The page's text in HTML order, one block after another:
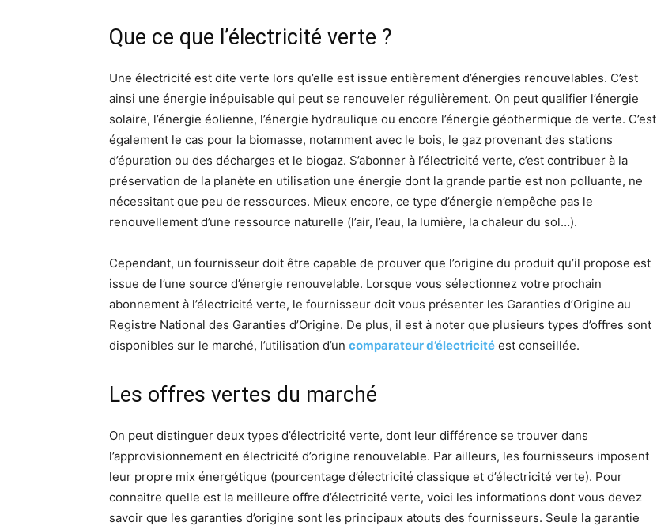
Que ce que l’électricité verte ?
Une électricité est dite verte lors qu’elle est issue entièrement d’énergies renouvelables. C’est
ainsi une énergie inépuisable qui peut se renouveler régulièrement. On peut qualifier l’énergie
solaire, l’énergie éolienne, l’énergie hydraulique ou encore l’énergie géothermique de verte. C’est
également le cas pour la biomasse, notamment avec le bois, le gaz provenant des stations
d’épuration ou des décharges et le biogaz. S’abonner à l’électricité verte, c’est contribuer à la
préservation de la planète en utilisation une énergie dont la grande partie est non polluante, ne
nécessitant que peu de ressources. Mieux encore, ce type d’énergie n’empêche pas le
renouvellement d’une ressource naturelle (l’air, l’eau, la lumière, la chaleur du sol…).
Cependant, un fournisseur doit être capable de prouver que l’origine du produit qu’il propose est
issue de l’une source d’énergie renouvelable. Lorsque vous sélectionnez votre prochain
abonnement à l’électricité verte, le fournisseur doit vous présenter les Garanties d’Origine au
Registre National des Garanties d’Origine. De plus, il est à noter que plusieurs types d’offres sont
disponibles sur le marché, l’utilisation d’un comparateur d’électricité est conseillée.
Les offres vertes du marché
On peut distinguer deux types d’électricité verte, dont leur différence se trouver dans
l’approvisionnement en électricité d’origine renouvelable. Par ailleurs, les fournisseurs imposent
leur propre mix énergétique (pourcentage d’électricité classique et d’électricité verte). Pour
connaitre quelle est la meilleure offre d’électricité verte, voici les informations dont vous devez
savoir que les garanties d’origine sont les principaux atouts des fournisseurs. Seule la garantie